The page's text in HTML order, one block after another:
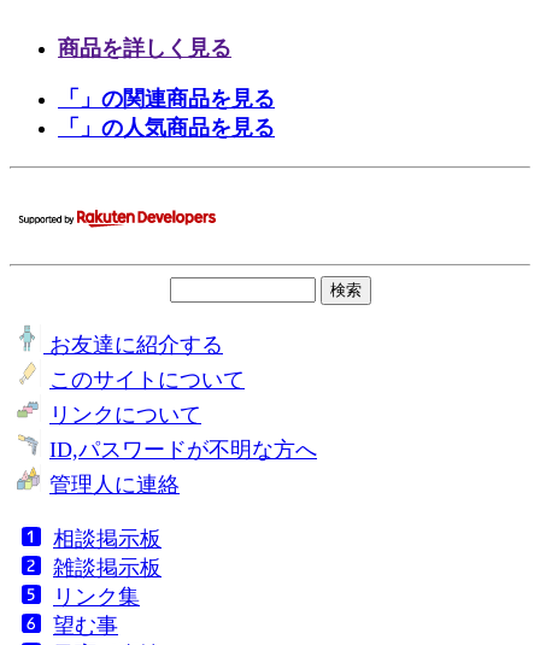
商品を詳しく見る
「」の関連商品を見る
「」の人気商品を見る
お友達に紹介する
このサイトについて
リンクについて
ID,パスワードが不明な方へ
管理人に連絡
相談掲示板
雑談掲示板
リンク集
望む事